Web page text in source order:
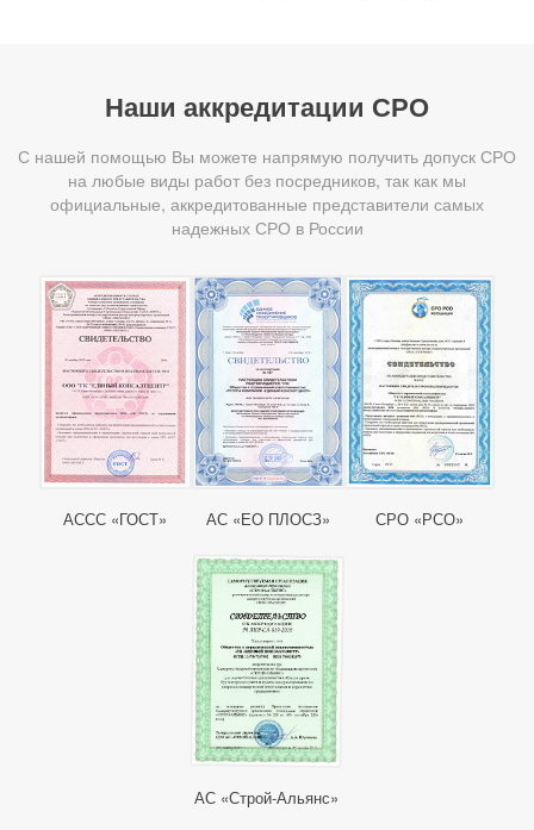
Наши аккредитации СРО
С нашей помощью Вы можете напрямую получить допуск СРО
на любые виды работ без посредников, так как мы
официальные, аккредитованные представители самых
надежных СРО в России
АССС «ГОСТ» АС «ЕО ПЛОСЗ» СРО «РСО»
АС «Строй-Альянс»